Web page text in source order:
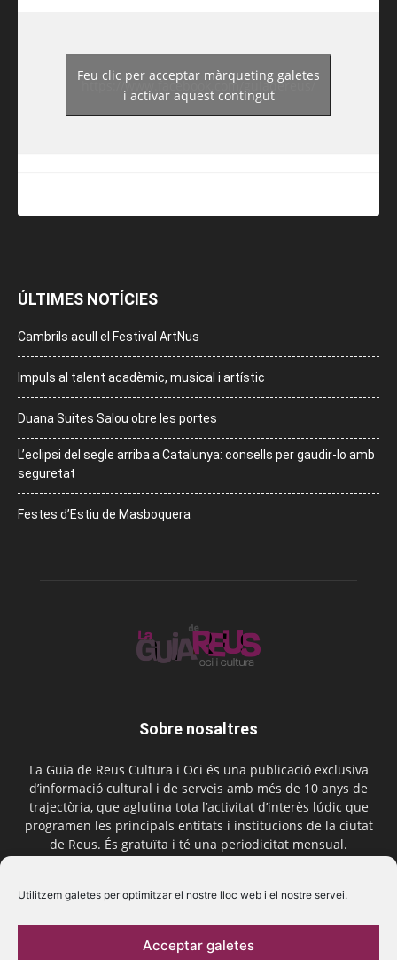
Utilitzem galetes per optimitzar el nostre lloc web i el nostre servei.
Acceptar galetes
https://www.facebook.com/guiadereus/
Feu clic per acceptar màrqueting galetes
i activar aquest contingut
ÚLTIMES NOTÍCIES
Cambrils acull el Festival ArtNus
Impuls al talent acadèmic, musical i artístic
Duana Suites Salou obre les portes
L’eclipsi del segle arriba a Catalunya: consells per gaudir-lo amb
seguretat
Festes d’Estiu de Masboquera
Sobre nosaltres
La Guia de Reus Cultura i Oci és una publicació exclusiva
d’informació cultural i de serveis amb més de 10 anys de
trajectòria, que aglutina tota l’activitat d’interès lúdic que
programen les principals entitats i institucions de la ciutat
de Reus. És gratuïta i té una periodicitat mensual.
Segueix-nos